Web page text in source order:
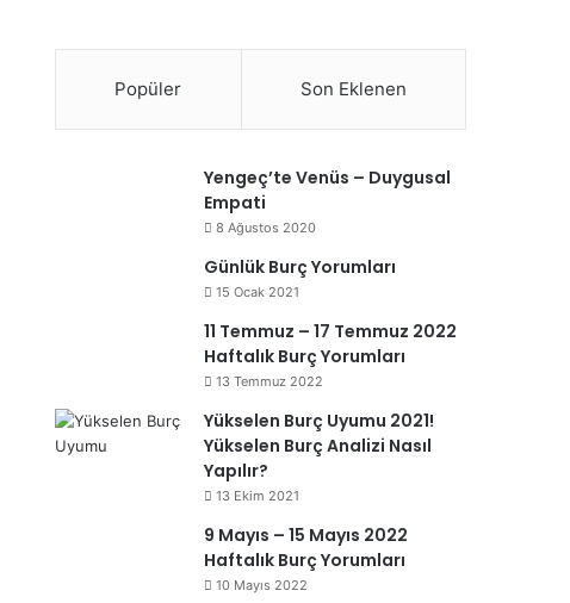
Popüler Son Eklenen
Yengeç’te Venüs – Duygusal
Empati
8 Ağustos 2020
Günlük Burç Yorumları
15 Ocak 2021
11 Temmuz – 17 Temmuz 2022
Haftalık Burç Yorumları
13 Temmuz 2022
Yükselen Burç Uyumu 2021!
Yükselen Burç Analizi Nasıl
Yapılır?
13 Ekim 2021
9 Mayıs – 15 Mayıs 2022
Haftalık Burç Yorumları
10 Mayıs 2022